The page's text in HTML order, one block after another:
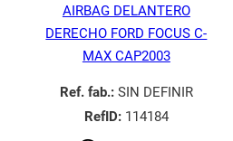
AIRBAG DELANTERO
DERECHO FORD FOCUS C-
MAX CAP2003
Ref. fab.:SIN DEFINIR
RefID:114184